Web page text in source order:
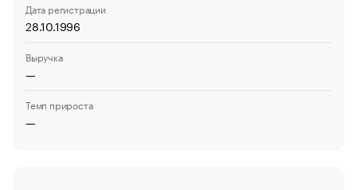
Дата регистрации
28.10.1996
Выручка
—
Темп прироста
—